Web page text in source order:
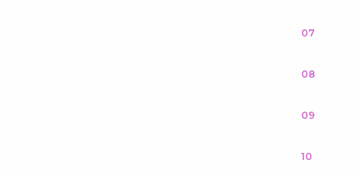
07
08
09
10